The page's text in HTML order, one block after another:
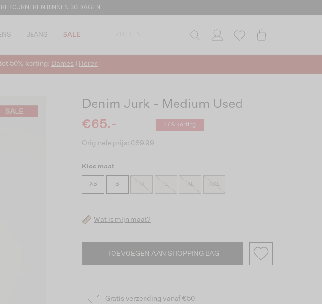
BINNEN 30 DAGEN
JEANS SALE
50% korting: Dames Heren
Denim Jurk - Medium Used
€65.-
27% korting
Originele prijs: €89.99
Kies maat
XS S M XL XXL
Wat is mijn maat?
TOEVOEGEN AAN SHOPPING BAG
Gratis verzending vanaf €50